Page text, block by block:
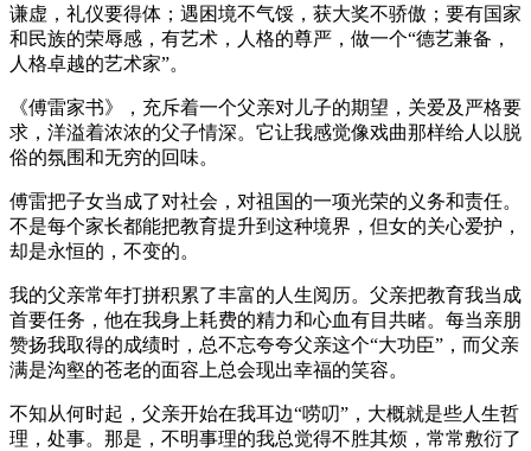
谦虚，礼仪要得体；遇困境不气馁，获大奖不骄傲；要有国家
和民族的荣辱感，有艺术，人格的尊严，做一个“德艺兼备，
人格卓越的艺术家”。
《傅雷家书》，充斥着一个父亲对儿子的期望，关爱及严格要
求，洋溢着浓浓的父子情深。它让我感觉像戏曲那样给人以脱
俗的氛围和无穷的回味。
傅雷把子女当成了对社会，对祖国的一项光荣的义务和责任。
不是每个家长都能把教育提升到这种境界，但女的关心爱护，
却是永恒的，不变的。
我的父亲常年打拼积累了丰富的人生阅历。父亲把教育我当成
首要任务，他在我身上耗费的精力和心血有目共睹。每当亲朋
赞扬我取得的成绩时，总不忘夸夸父亲这个“大功臣”，而父亲
满是沟壑的苍老的面容上总会现出幸福的笑容。
不知从何时起，父亲开始在我耳边“唠叨”，大概就是些人生哲
理，处事。那是，不明事理的我总觉得不胜其烦，常常敷衍了